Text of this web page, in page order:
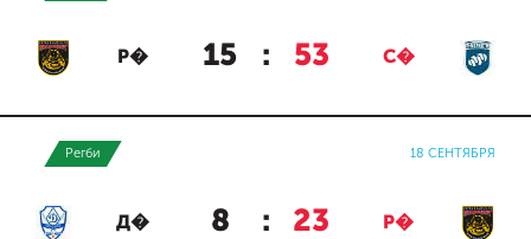
Р� 15 : 53 С�
Регби 18 СЕНТЯБРЯ
Д� 8 : 23 Р�